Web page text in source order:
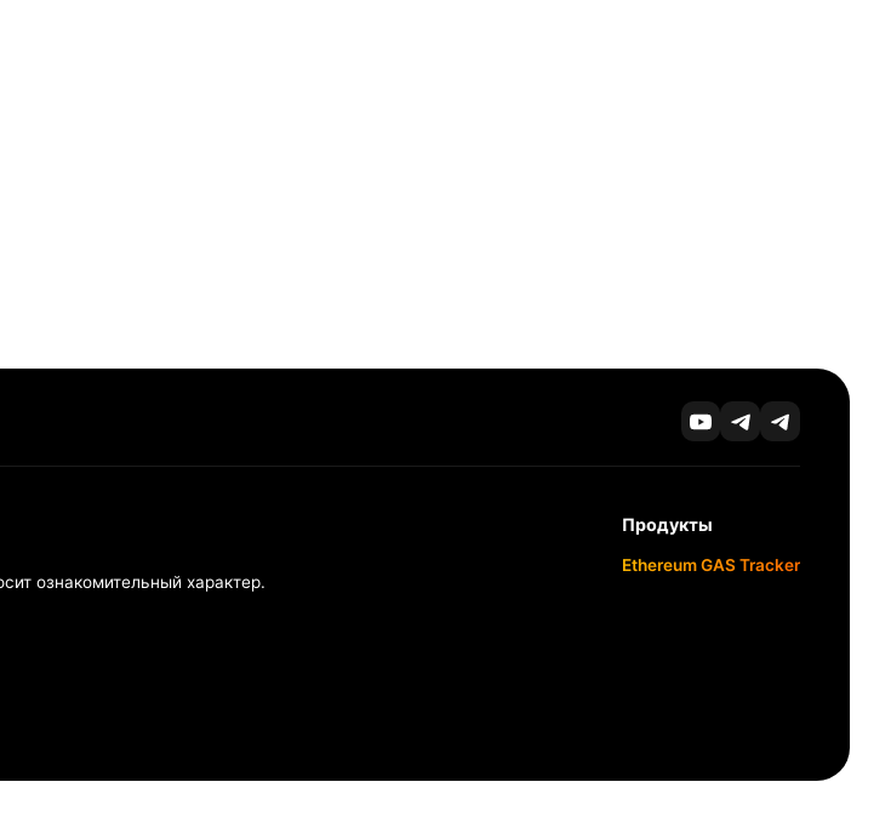
ознакомительный характер.
Продукты
Ethereum GAS Tracker